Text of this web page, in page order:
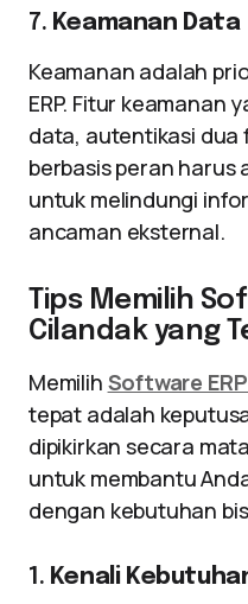
7. Keamanan Data
Keamanan adalah
ERP. Fitur keamanan
data, autentikasi dua
berbasis peran harus
untuk melindungi
ancaman eksternal.
Tips Memilih
Cilandak yang
Memilih Software
tepat adalah
dipikirkan secara
untuk membantu
dengan kebutuhan
1. Kenali